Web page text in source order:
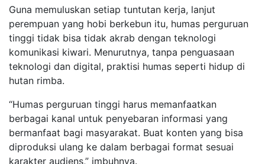
Guna memuluskan setiap tuntutan kerja, lanjut
perempuan yang hobi berkebun itu, humas perguruan
tinggi tidak bisa tidak akrab dengan teknologi
komunikasi kiwari. Menurutnya, tanpa penguasaan
teknologi dan digital, praktisi humas seperti hidup di
hutan rimba.
“Humas perguruan tinggi harus memanfaatkan
berbagai kanal untuk penyebaran informasi yang
bermanfaat bagi masyarakat. Buat konten yang bisa
diproduksi ulang ke dalam berbagai format sesuai
karakter audiens,” imbuhnya.